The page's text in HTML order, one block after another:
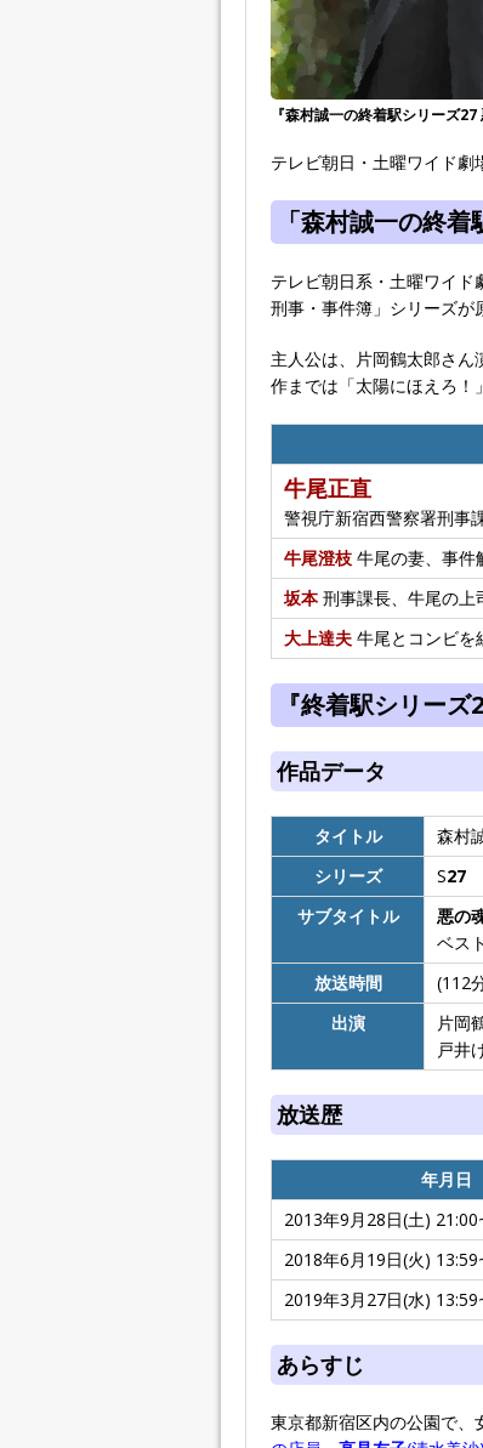
『森村誠一の終着駅シリーズ
テレビ朝日・土曜ワイド劇
「森村誠一の終
テレビ朝日系・土曜ワイ
刑事・事件簿」シリーズが
主人公は、片岡鶴太郎さ
作までは「太陽にほえろ！
牛尾正直
警視庁新宿西警察署刑事
牛尾澄枝 牛尾の妻、事件
坂本刑事課長、牛尾の上
大上達夫 牛尾とコンビを
『終着駅シリー
作品データ
タイトル 森村
シリーズ
S27
サブタイトル
悪の
ベス
放送時間
(112
出演
片岡
戸井
放送歴
年月日
2013年9月28日(土)
2018年6月19日(火)
2019年3月27日(水)
あらすじ
東京都新宿区内の公園で、